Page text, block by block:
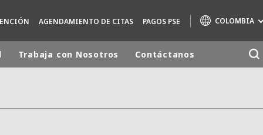
AGENDAMIENTO DE CITAS PAGOS PSE COLOMBIA
Trabaja con Nosotros Contáctanos